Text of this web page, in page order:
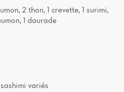
2 thon, 1 crevette, 1 surimi,
1 daurade
variés